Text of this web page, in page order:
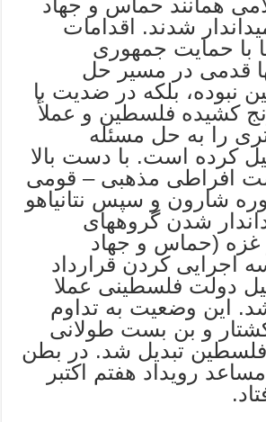
همانند حماس و جهاد
شدند. اقدامات
با حمایت جمهوری
قدمی در مسیر حل
نبوده، بلکه در ضدیت با
کشیده فلسطین و عملأ
را به حل مسئله
کرده است. با دست بالا
افراطی مذهبی – قومی
شارون و سپس نتانیاهو
شدن گروههای
غزه (حماس و جهاد
اجرایی کردن قرارداد
دولت فلسطینی عملا
این وضعیت به تداوم
و بن بست طولانی
تبدیل شد. در بطن
رویداد هفتم اکتبر